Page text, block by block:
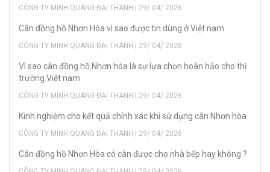
CÔNG TY MINH QUANG ĐẠI THANH | 29/ 04/ 2026
Cân đồng hồ Nhơn Hòa vì sao được tin dùng ở Việt nam
CÔNG TY MINH QUANG ĐẠI THANH | 29/ 04/ 2026
Vì sao cân đồng hồ Nhơn hòa là sự lựa chọn hoàn hảo cho thị
trường Việt nam
CÔNG TY MINH QUANG ĐẠI THANH | 29/ 04/ 2026
Kinh nghiệm cho kết quả chính xác khi sử dụng cân Nhơn hòa
CÔNG TY MINH QUANG ĐẠI THANH | 29/ 04/ 2026
Cân đồng hồ Nhơn Hòa có cân được cho nhà bếp hay không ?